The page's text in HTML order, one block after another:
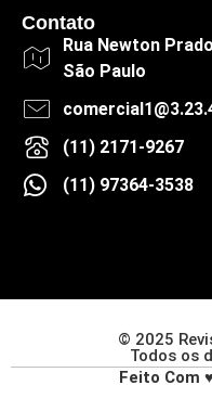
Contato
Rua Newton
São Paulo
(11) 2171-9267
(11) 97364-3538
© 2025
Todos os
Feito Com